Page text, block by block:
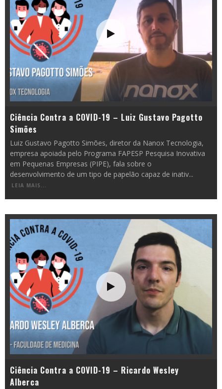
Ciência Contra a COVID-19 – Luiz Gustavo Pagotto
Simões
Luiz Gustavo Pagotto Simões, diretor da Nanox Tecnologia,
empresa apoiada pelo Programa FAPESP Pesquisa Inovativa
em Pequenas Empresas (PIPE), fala sobre o
desenvolvimento de um tipo de papelão capaz de inativ...
LEIA MAIS...
Ciência Contra a COVID-19 – Ricardo Wesley
Alberca